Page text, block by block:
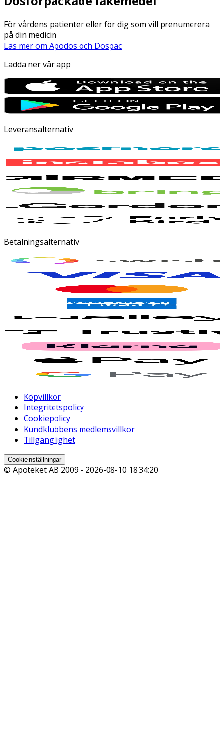
För vårdens patienter eller för dig som vill prenumerera
på din medicin
Läs mer om Apodos och Dospac
Ladda ner vår app
Leveransalternativ
Betalningsalternativ
Köpvillkor
Integritetspolicy
Cookiepolicy
Kundklubbens medlemsvillkor
Tillgänglighet
Cookieinställningar
© Apoteket AB 2009 - 2026-08-10 18:34:20